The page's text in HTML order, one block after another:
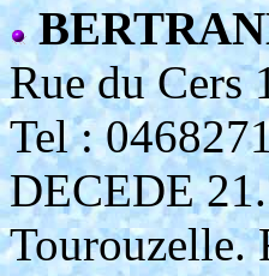
Rue du Cers
Tel :
DECEDE
Tourouzelle.